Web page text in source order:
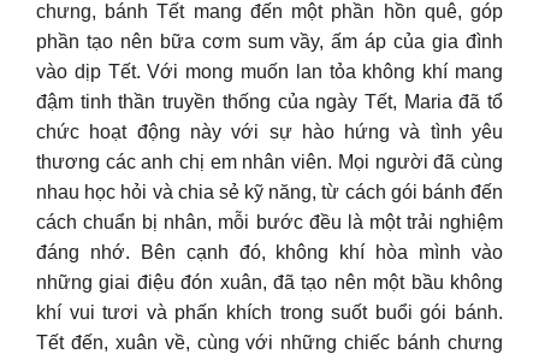
chưng, bánh Tết mang đến một phần hồn quê, góp
phần tạo nên bữa cơm sum vầy, ấm áp của gia đình
vào dịp Tết. Với mong muốn lan tỏa không khí mang
đậm tinh thần truyền thống của ngày Tết, Maria đã tổ
chức hoạt động này với sự hào hứng và tình yêu
thương các anh chị em nhân viên. Mọi người đã cùng
nhau học hỏi và chia sẻ kỹ năng, từ cách gói bánh đến
cách chuẩn bị nhân, mỗi bước đều là một trải nghiệm
đáng nhớ. Bên cạnh đó, không khí hòa mình vào
những giai điệu đón xuân, đã tạo nên một bầu không
khí vui tươi và phấn khích trong suốt buổi gói bánh.
Tết đến, xuân về, cùng với những chiếc bánh chưng